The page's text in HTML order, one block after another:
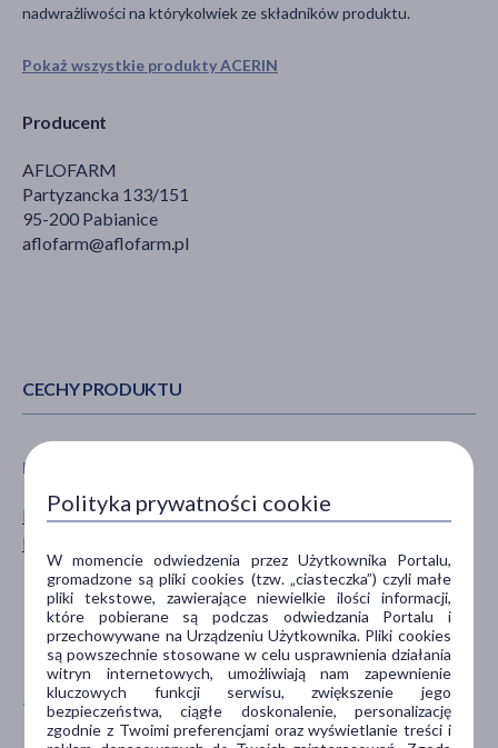
Pokaż wszystkie produkty ACERIN
Producent
AFLOFARM
Partyzancka 133/151
95-200 Pabianice
aflofarm@aflofarm.pl
nadwrażliwości na którykolwiek ze składników produktu.
CECHY PRODUKTU
PŁEĆ
Mężczyzna
Kobieta
dla młodzieży
dla seniorów
20+
30+
pokaż więcej ...
TYP PRODUKTU POSTAĆ
Polityka prywatności cookie
W momencie odwiedzenia przez Użytkownika Portalu,
gromadzone są pliki cookies (tzw. „ciasteczka”) czyli małe
pliki tekstowe, zawierające niewielkie ilości informacji,
które pobierane są podczas odwiedzania Portalu i
przechowywane na Urządzeniu Użytkownika. Pliki cookies
są powszechnie stosowane w celu usprawnienia działania
witryn internetowych, umożliwiają nam zapewnienie
kluczowych funkcji serwisu, zwiększenie jego
bezpieczeństwa, ciągłe doskonalenie, personalizację
zgodnie z Twoimi preferencjami oraz wyświetlanie treści i